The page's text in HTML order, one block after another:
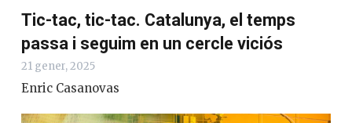
Tic-tac, tic-tac. Catalunya, el temps